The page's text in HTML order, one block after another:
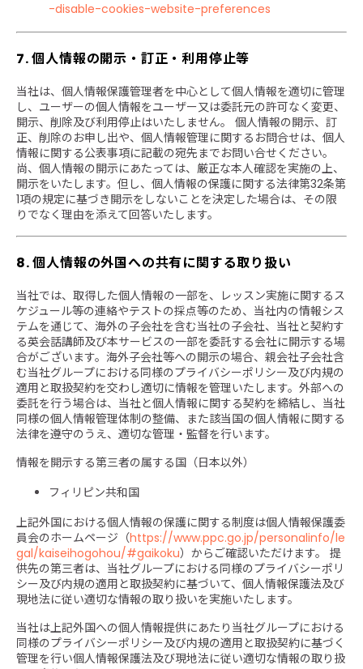
-disable-cookies-website-preferences
7. 個人情報の開示・訂正・利用停止等
当社は、個人情報保護管理者を中心として個人情報を適切に管理
し、ユーザーの個人情報をユーザー又は委託元の許可なく変更、
開示、削除及び利用停止はいたしません。 個人情報の開示、訂
正、削除のお申し出や、個人情報管理に関するお問合せは、個人
情報に関する公表事項に記載の宛先までお問い合せください。
尚、個人情報の開示にあたっては、厳正な本人確認を実施の上、
開示をいたします。但し、個人情報の保護に関する法律第32条第
1項の規定に基づき開示をしないことを決定した場合は、その限
りでなく理由を添えて回答いたします。
8. 個人情報の外国への共有に関する取り扱い
当社では、取得した個人情報の一部を、レッスン実施に関するス
ケジュール等の連絡やテストの採点等のため、当社内の情報シス
テムを通じて、海外の子会社を含む当社の子会社、当社と契約す
る英会話講師及び本サービスの一部を委託する会社に開示する場
合がございます。海外子会社等への開示の場合、親会社子会社含
む当社グループにおける同様のプライバシーポリシー及び内規の
適用と取扱契約を交わし適切に情報を管理いたします。外部への
委託を行う場合は、当社と個人情報に関する契約を締結し、当社
同様の個人情報管理体制の整備、また該当国の個人情報に関する
法律を遵守のうえ、適切な管理・監督を行います。
情報を開示する第三者の属する国（日本以外）
フィリピン共和国
上記外国における個人情報の保護に関する制度は個人情報保護委
員会のホームページ（https://www.ppc.go.jp/personalinfo/le
gal/kaiseihogohou/#gaikoku）からご確認いただけます。 提
供先の第三者は、当社グループにおける同様のプライバシーポリ
シー及び内規の適用と取扱契約に基づいて、個人情報保護法及び
現地法に従い適切な情報の取り扱いを実施いたします。
当社は上記外国への個人情報提供にあたり当社グループにおける
同様のプライバシーポリシー及び内規の適用と取扱契約に基づく
管理を行い個人情報保護法及び現地法に従い適切な情報の取り扱